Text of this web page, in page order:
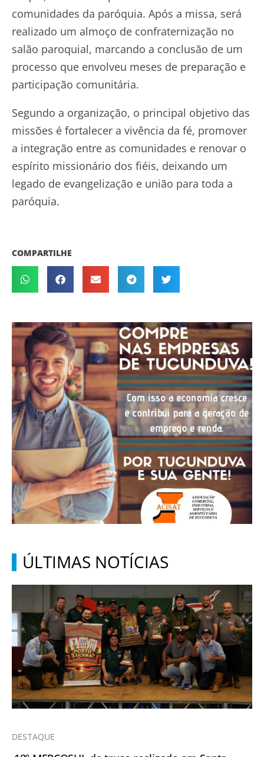
comunidades da paróquia. Após a missa, será
realizado um almoço de confraternização no
salão paroquial, marcando a conclusão de um
processo que envolveu meses de preparação e
participação comunitária.
Segundo a organização, o principal objetivo das
missões é fortalecer a vivência da fé, promover
a integração entre as comunidades e renovar o
espírito missionário dos fiéis, deixando um
legado de evangelização e união para toda a
paróquia.
COMPARTILHE
ÚLTIMAS NOTÍCIAS
DESTAQUE